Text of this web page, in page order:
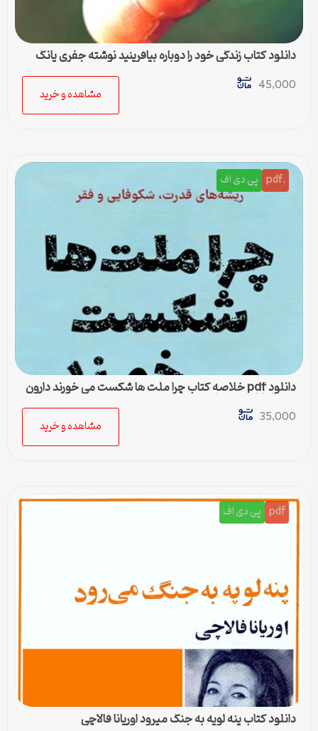
دانلود کتاب زندگی خود را دوباره بیافرینید نوشته جفری یانگ
45,000
مشاهده و خرید
.pdf پی دی اف
دانلود pdf خلاصه کتاب چرا ملت ها شکست می خورند دارون
عجم اوغلو جیمز رابینسن
35,000
مشاهده و خرید
pdf پی دی اف
دانلود کتاب پنه لوپه به جنگ میرود اوریانا فالاچی